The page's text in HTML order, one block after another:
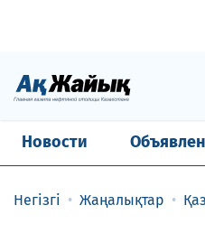
Новости
Негізгі Жаңалықтар